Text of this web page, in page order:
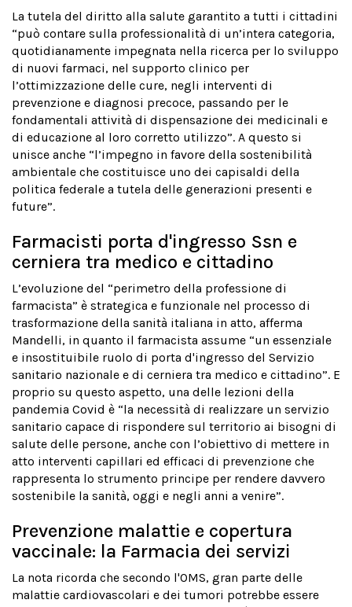
La tutela del diritto alla salute garantito a tutti i cittadini
“può contare sulla professionalità di un’intera categoria,
quotidianamente impegnata nella ricerca per lo sviluppo
di nuovi farmaci, nel supporto clinico per
l’ottimizzazione delle cure, negli interventi di
prevenzione e diagnosi precoce, passando per le
fondamentali attività di dispensazione dei medicinali e
di educazione al loro corretto utilizzo”. A questo si
unisce anche “l’impegno in favore della sostenibilità
ambientale che costituisce uno dei capisaldi della
politica federale a tutela delle generazioni presenti e
future”.
Farmacisti porta d'ingresso Ssn e
cerniera tra medico e cittadino
L’evoluzione del “perimetro della professione di
farmacista” è strategica e funzionale nel processo di
trasformazione della sanità italiana in atto, afferma
Mandelli, in quanto il farmacista assume “un essenziale
e insostituibile ruolo di porta d'ingresso del Servizio
sanitario nazionale e di cerniera tra medico e cittadino”. E
proprio su questo aspetto, una delle lezioni della
pandemia Covid è “la necessità di realizzare un servizio
sanitario capace di rispondere sul territorio ai bisogni di
salute delle persone, anche con l’obiettivo di mettere in
atto interventi capillari ed efficaci di prevenzione che
rappresenta lo strumento principe per rendere davvero
sostenibile la sanità, oggi e negli anni a venire”.
Prevenzione malattie e copertura
vaccinale: la Farmacia dei servizi
La nota ricorda che secondo l'OMS, gran parte delle
malattie cardiovascolari e dei tumori potrebbe essere